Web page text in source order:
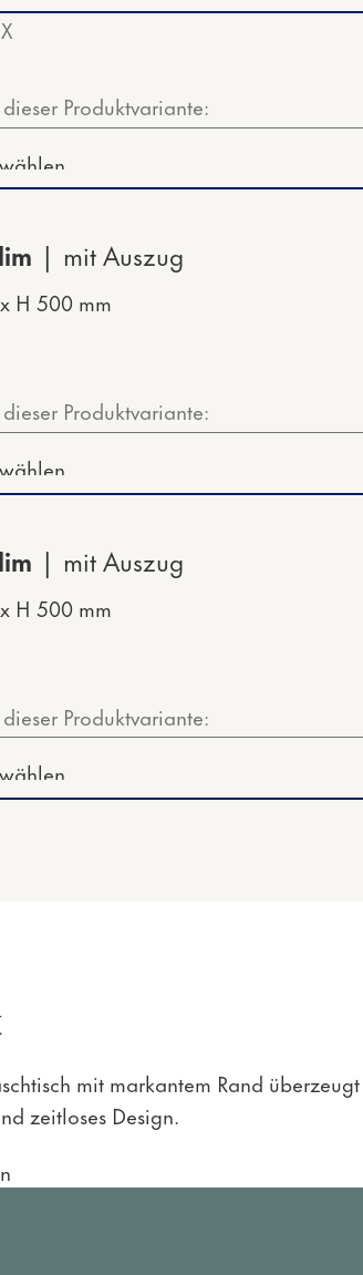
Produktvariante:
mit Auszug
H 500 mm
Produktvariante:
mit Auszug
H 500 mm
Produktvariante:
mit markantem Rand
zeitloses Design.